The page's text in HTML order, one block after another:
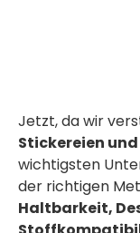
Jetzt, da wir
Stickereien
wichtigsten
der richtigen
Haltbarkeit,